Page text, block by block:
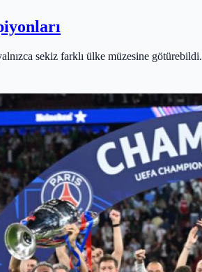
sekiz farklı ülke müzesine götürebildi.